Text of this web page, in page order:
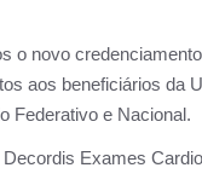
o novo
aos beneficiários da
Federativo e Nacional.
Decordis Exames